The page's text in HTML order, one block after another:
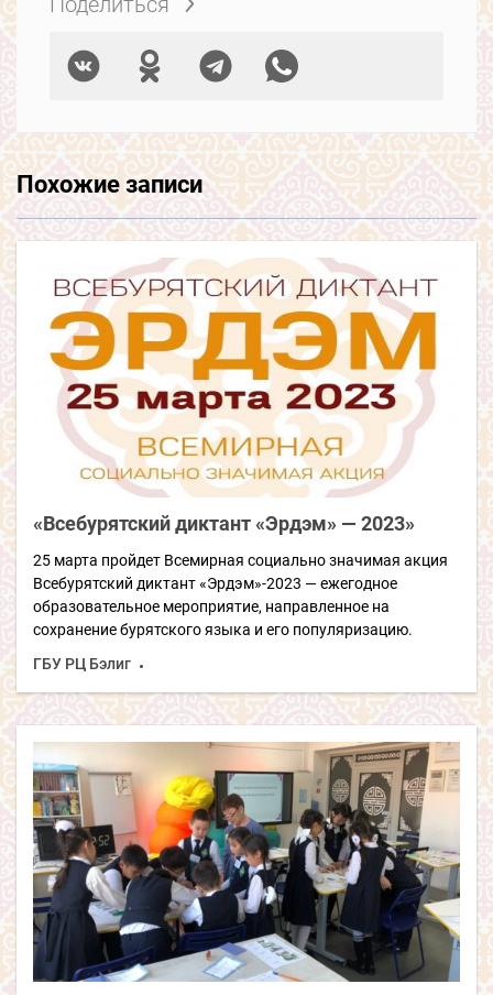
Похожие записи
«Всебурятский диктант «Эрдэм» — 2023»
25 марта пройдет Всемирная социально значимая акция
Всебурятский диктант «Эрдэм»-2023 — ежегодное
образовательное мероприятие, направленное на
сохранение бурятского языка и его популяризацию.
ГБУ РЦ Бэлиг